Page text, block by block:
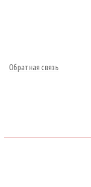
Обратная связь